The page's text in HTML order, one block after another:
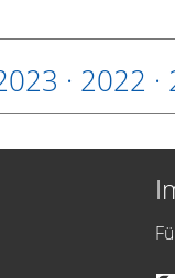
· 2022 ·